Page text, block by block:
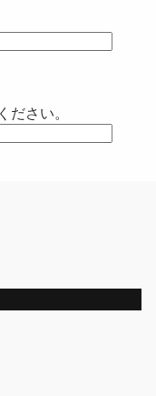
ださい。